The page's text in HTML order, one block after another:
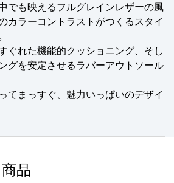
でも映えるフルグレインレザーの風
カラーコントラストがつくるスタイ
ぐれた機能的クッショニング、そし
グを安定させるラバーアウトソール
てまっすぐ、魅力いっぱいのデザイ
品